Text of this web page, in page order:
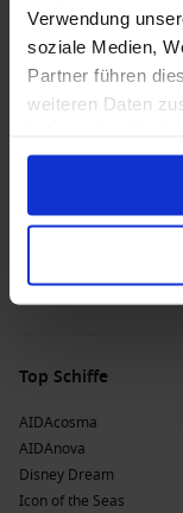
Verwendung
soziale Medien,
Partner führen
weiteren Daten
gesammelt haben.
Top Schiffe
AIDAcosma
AIDAnova
Disney Dream
Icon of the Seas